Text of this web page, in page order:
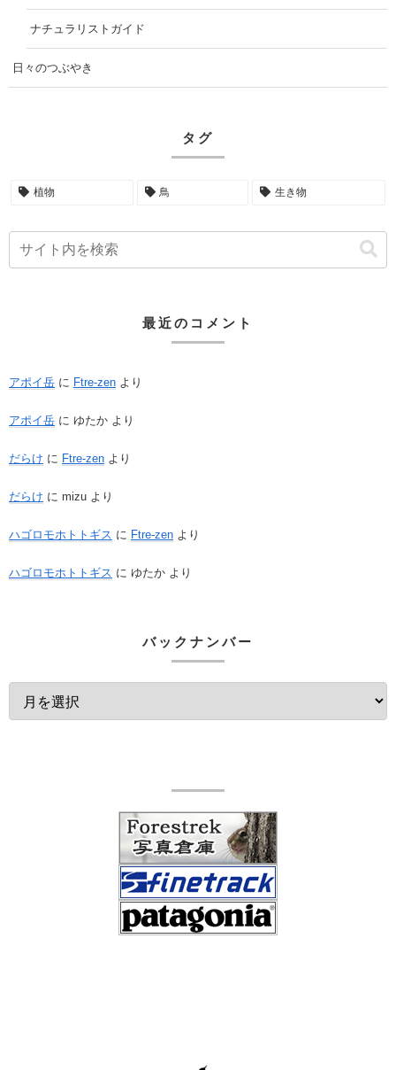
ナチュラリストガイド
日々のつぶやき
タグ
植物 鳥 生き物
最近のコメント
アポイ岳 に Ftre-zen より
アポイ岳 に ゆたか より
だらけ に Ftre-zen より
だらけ に mizu より
ハゴロモホトトギス に Ftre-zen より
ハゴロモホトトギス に ゆたか より
バックナンバー